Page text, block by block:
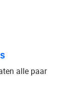
alle paar